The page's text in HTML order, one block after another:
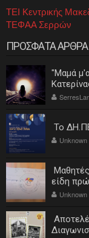
ΤΕΙ Κεντρικής
ΤΕΦΑΑ Σερρών
ΠΡΟΣΦΑΤΑ ΑΡΘΡΑ
"Μαμά
Το
Unknown
είδη
Unknown